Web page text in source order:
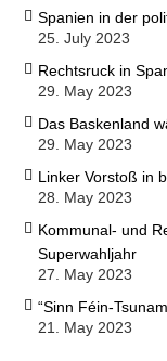
Spanien in der
25. July 2023
Rechtsruck in
29. May 2023
Das Baskenland
29. May 2023
Linker Vorstoß in
28. May 2023
Kommunal- und
Superwahljahr
27. May 2023
“Sinn Féin-
21. May 2023